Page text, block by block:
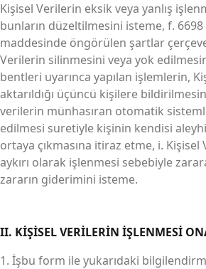
Kişisel Verilerin eksik veya yanlış
bunların düzeltilmesini isteme, f. 6698
maddesinde öngörülen şartlar
Verilerin silinmesini veya yok
bentleri uyarınca yapılan işlemlerin,
aktarıldığı üçüncü kişilere
verilerin münhasıran otomatik
edilmesi suretiyle kişinin kendisi
ortaya çıkmasına itiraz etme, i.
aykırı olarak işlenmesi sebebiyle
zararın giderimini isteme.
II. KİŞİSEL VERİLERİN İŞLENMESİ
1. İşbu form ile yukarıdaki